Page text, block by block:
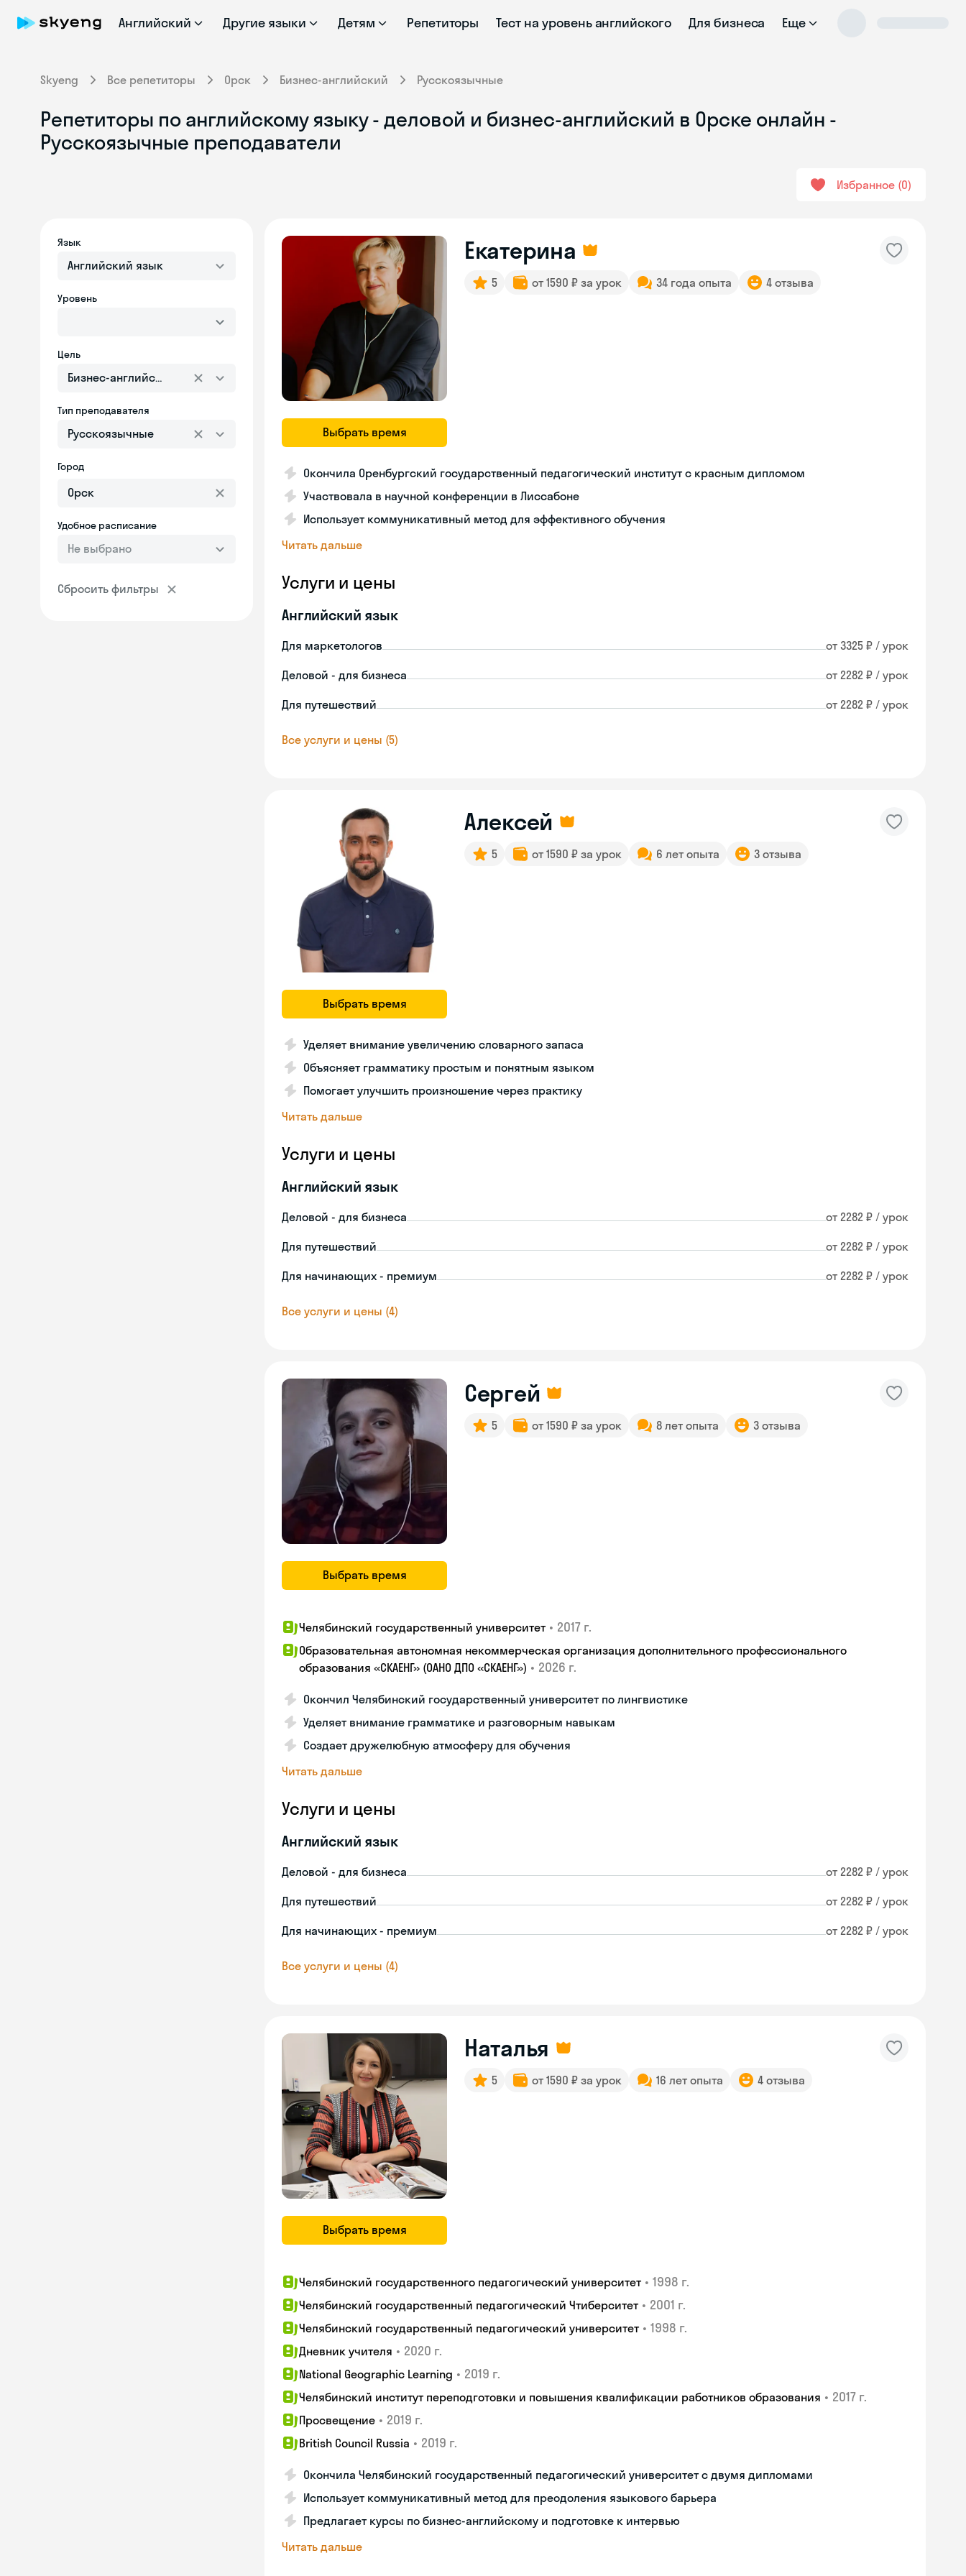
Английский Другие языки Детям Репетиторы Тест на уровень английского Для бизнеса Еще
Skyeng Все репетиторы Орск Бизнес-английский Русскоязычные
Репетиторы по английскому языку - деловой и бизнес-английский в Орске онлайн -
Русскоязычные преподаватели
Избранное 0
Язык
Английский язык
Уровень
Цель
Бизнес-английский
Тип преподавателя
Русскоязычные
Город
Удобное расписание
Не выбрано
Сбросить фильтры
Выбрать время
Екатерина
5 от 1590 ₽ за урок 34 года опыта 4 отзыва
Окончила Оренбургский государственный педагогический институт с красным дипломом
Участвовала в научной конференции в Лиссабоне
Использует коммуникативный метод для эффективного обучения
Читать дальше
Услуги и цены
Английский язык
Для маркетологов от 3325 ₽ / урок
Деловой - для бизнеса от 2282 ₽ / урок
Для путешествий от 2282 ₽ / урок
Все услуги и цены (5)
Выбрать время
Алексей
5 от 1590 ₽ за урок 6 лет опыта 3 отзыва
Уделяет внимание увеличению словарного запаса
Объясняет грамматику простым и понятным языком
Помогает улучшить произношение через практику
Читать дальше
Услуги и цены
Английский язык
Деловой - для бизнеса от 2282 ₽ / урок
Для путешествий от 2282 ₽ / урок
Для начинающих - премиум от 2282 ₽ / урок
Все услуги и цены (4)
Выбрать время
Сергей
5 от 1590 ₽ за урок 8 лет опыта 3 отзыва
Челябинский государственный университет • 2017 г.
Образовательная автономная некоммерческая организация дополнительного профессионального
образования «СКАЕНГ» (ОАНО ДПО «СКАЕНГ») • 2026 г.
Окончил Челябинский государственный университет по лингвистике
Уделяет внимание грамматике и разговорным навыкам
Создает дружелюбную атмосферу для обучения
Читать дальше
Услуги и цены
Английский язык
Деловой - для бизнеса от 2282 ₽ / урок
Для путешествий от 2282 ₽ / урок
Для начинающих - премиум от 2282 ₽ / урок
Все услуги и цены (4)
Выбрать время
Наталья
5 от 1590 ₽ за урок 16 лет опыта 4 отзыва
Челябинский государственного педагогический университет • 1998 г.
Челябинский государственный педагогический Чтиберситет • 2001 г.
Челябинский государственный педагогический университет • 1998 г.
Дневник учителя • 2020 г.
National Geographic Learning • 2019 г.
Челябинский институт переподготовки и повышения квалификации работников образования • 2017 г.
Просвещение • 2019 г.
British Council Russia • 2019 г.
Окончила Челябинский государственный педагогический университет с двумя дипломами
Использует коммуникативный метод для преодоления языкового барьера
Предлагает курсы по бизнес-английскому и подготовке к интервью
Читать дальше